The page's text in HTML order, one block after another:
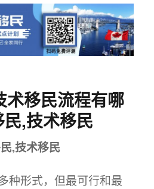
术移民流程有哪
,技术移民
,技术移民
形式，但最可行和最